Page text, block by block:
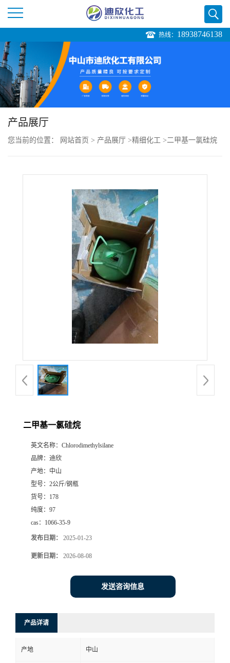
司
首
页
公
厅
式
热线： 18938746138
产品展厅
您当前的位置： 网站首页 > 产品展厅 >精细化工 >二甲基一氯硅烷
二甲基一氯硅烷
英文名称： Chlorodimethylsilane
品牌： 迪欣
产地： 中山
型号： 2公斤/钢瓶
货号： 178
纯度： 97
cas： 1066-35-9
发布日期： 2025-01-23
更新日期： 2026-08-08
发送咨询信息
产品详请
产地 中山